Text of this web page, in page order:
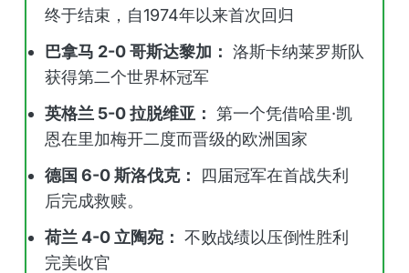
终于结束，自1974年以来首次回归
巴拿马 2-0 哥斯达黎加： 洛斯卡纳莱罗斯队
获得第二个世界杯冠军
英格兰 5-0 拉脱维亚： 第一个凭借哈里·凯
恩在里加梅开二度而晋级的欧洲国家
德国 6-0 斯洛伐克：
四届冠军在首战失利
后完成救赎。
荷兰 4-0 立陶宛： 不败战绩以压倒性胜利
完美收官